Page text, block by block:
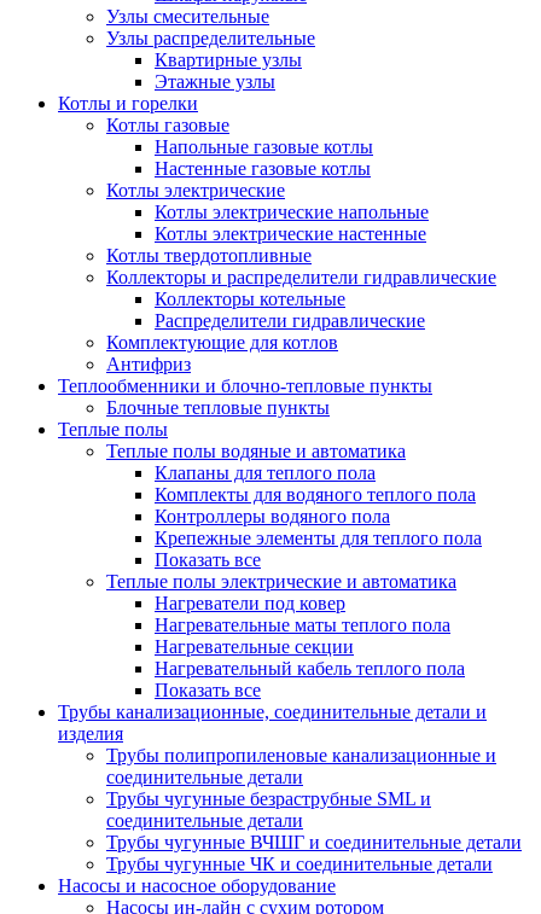
Узлы смесительные
Узлы распределительные
Квартирные узлы
Этажные узлы
Котлы и горелки
Котлы газовые
Напольные газовые котлы
Настенные газовые котлы
Котлы электрические
Котлы электрические напольные
Котлы электрические настенные
Котлы твердотопливные
Коллекторы и распределители гидравлические
Коллекторы котельные
Распределители гидравлические
Комплектующие для котлов
Антифриз
Теплообменники и блочно-тепловые пункты
Блочные тепловые пункты
Теплые полы
Теплые полы водяные и автоматика
Клапаны для теплого пола
Комплекты для водяного теплого пола
Контроллеры водяного пола
Крепежные элементы для теплого пола
Показать все
Теплые полы электрические и автоматика
Нагреватели под ковер
Нагревательные маты теплого пола
Нагревательные секции
Нагревательный кабель теплого пола
Показать все
Трубы канализационные, соединительные детали и
изделия
Трубы полипропиленовые канализационные и
соединительные детали
Трубы чугунные безраструбные SML и
соединительные детали
Трубы чугунные ВЧШГ и соединительные детали
Трубы чугунные ЧК и соединительные детали
Насосы и насосное оборудование
Насосы ин-лайн с сухим ротором